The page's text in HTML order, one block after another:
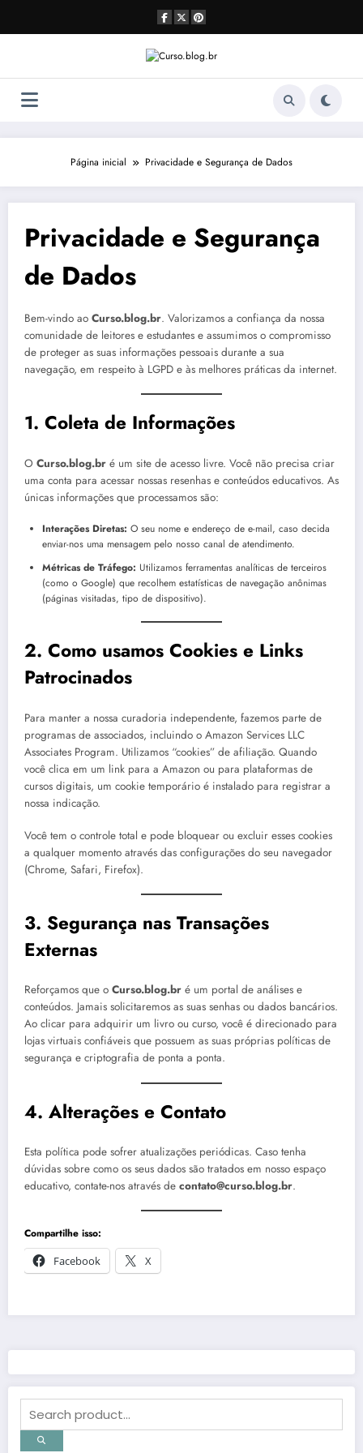
o
Página inicial Privacidade e Segurança de Dados
Privacidade e Segurança
de Dados
Bem-vindo ao Curso.blog.br. Valorizamos a confiança da nossa
comunidade de leitores e estudantes e assumimos o compromisso
de proteger as suas informações pessoais durante a sua
navegação, em respeito à LGPD e às melhores práticas da internet.
1. Coleta de Informações
O Curso.blog.br é um site de acesso livre. Você não precisa criar
uma conta para acessar nossas resenhas e conteúdos educativos. As
únicas informações que processamos são:
Interações Diretas: O seu nome e endereço de e-mail, caso decida
enviar-nos uma mensagem pelo nosso canal de atendimento.
Métricas de Tráfego: Utilizamos ferramentas analíticas de terceiros
(como o Google) que recolhem estatísticas de navegação anônimas
(páginas visitadas, tipo de dispositivo).
2. Como usamos Cookies e Links
Patrocinados
Para manter a nossa curadoria independente, fazemos parte de
programas de associados, incluindo o Amazon Services LLC
Associates Program. Utilizamos “cookies” de afiliação. Quando
você clica em um link para a Amazon ou para plataformas de
cursos digitais, um cookie temporário é instalado para registrar a
nossa indicação.
Você tem o controle total e pode bloquear ou excluir esses cookies
a qualquer momento através das configurações do seu navegador
(Chrome, Safari, Firefox).
3. Segurança nas Transações
Externas
Reforçamos que o Curso.blog.br é um portal de análises e
conteúdos. Jamais solicitaremos as suas senhas ou dados bancários.
Ao clicar para adquirir um livro ou curso, você é direcionado para
lojas virtuais confiáveis que possuem as suas próprias políticas de
segurança e criptografia de ponta a ponta.
4. Alterações e Contato
Esta política pode sofrer atualizações periódicas. Caso tenha
dúvidas sobre como os seus dados são tratados em nosso espaço
educativo, contate-nos através de contato@curso.blog.br.
Compartilhe isso:
Facebook
X